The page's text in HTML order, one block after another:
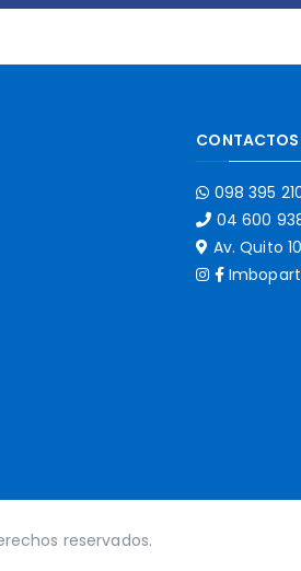
CONTACTOS
098 395
04 600
Av. Quito
reservados.